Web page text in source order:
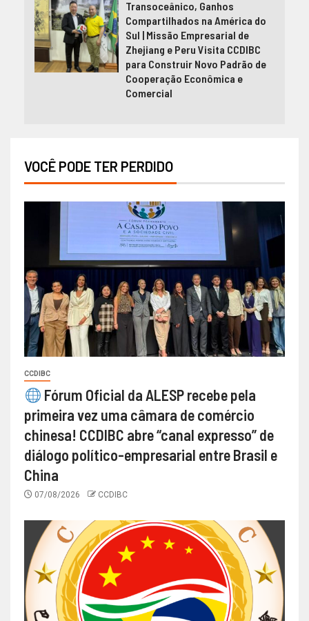
Transoceânico, Ganhos
Compartilhados na América do
Sul | Missão Empresarial de
Zhejiang e Peru Visita CCDIBC
para Construir Novo Padrão de
Cooperação Econômica e
Comercial
VOCÊ PODE TER PERDIDO
CCDIBC
Fórum Oficial da ALESP recebe pela
primeira vez uma câmara de comércio
chinesa! CCDIBC abre “canal expresso” de
diálogo político-empresarial entre Brasil e
China
07/08/2026 CCDIBC